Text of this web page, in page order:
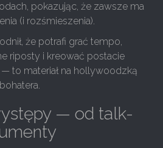
pokazując, że zawsze ma
(i rozśmieszenia).
że potrafi grać tempo,
riposty i kreować postacie
to materiał na hollywoodzką
— od talk-